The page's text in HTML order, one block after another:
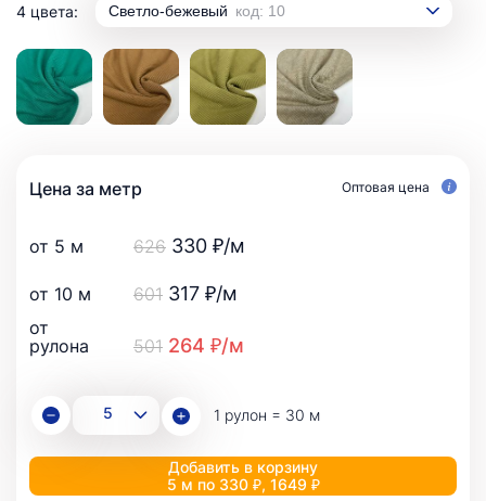
4 цвета: Светло-бежевый код: 10
Цена за метр Оптовая цена
от 5 м 626 330 ₽/м
от 10 м 601 317 ₽/м
от
рулона
501 264 ₽/м
1 рулон = 30 м
Добавить в корзину
5 м по 330 ₽, 1649 ₽